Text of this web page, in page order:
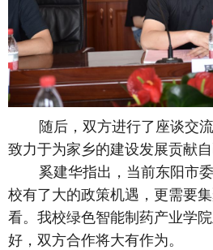
随后，双方进行了座谈交
致力于为家乡的建设发展贡献自
奚建华指出，当前东阳市
校有了大的政策机遇，更需要
看。我校绿色智能制药产业学
好，双方合作将大有作为。